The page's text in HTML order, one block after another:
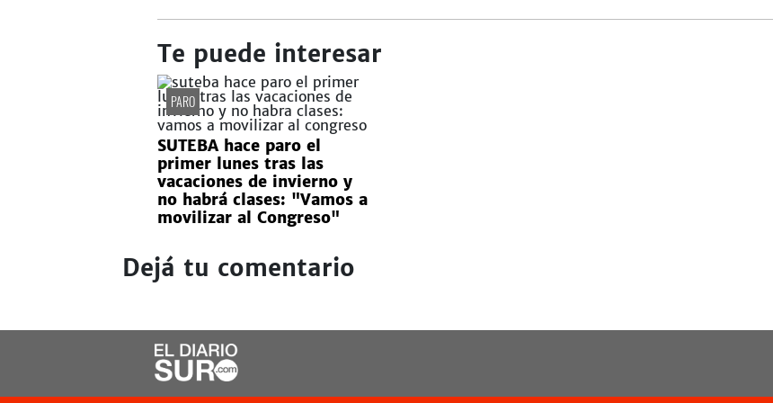
Te puede interesar
PARO
SUTEBA hace paro el
primer lunes tras las
vacaciones de invierno y
no habrá clases: "Vamos a
movilizar al Congreso"
Dejá tu comentario